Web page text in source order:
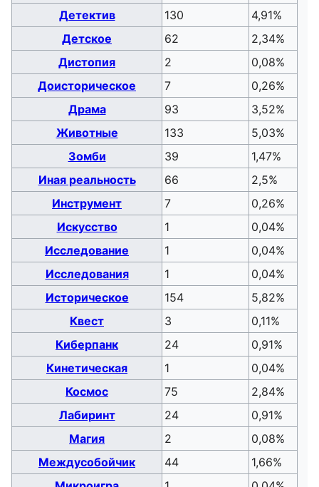
Детектив
130
4,91%
Детское
62
2,34%
Дистопия
2
0,08%
Доисторическое
7
0,26%
Драма
93
3,52%
Животные
133
5,03%
Зомби
39
1,47%
Иная реальность
66
2,5%
Инструмент
7
0,26%
Искусство
1
0,04%
Исследование
1
0,04%
Исследования
1
0,04%
Историческое
154
5,82%
Квест
3
0,11%
Киберпанк
24
0,91%
Кинетическая
1
0,04%
Космос
75
2,84%
Лабиринт
24
0,91%
Магия
2
0,08%
Междусобойчик
44
1,66%